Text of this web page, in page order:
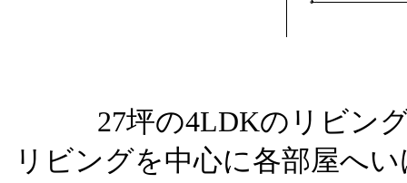
27坪の4LDKのリビン
リビングを中心に各部屋へ